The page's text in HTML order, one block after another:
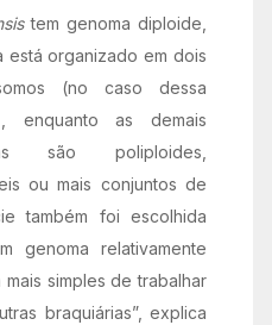
tem genoma diploide,
está organizado em dois
(no caso dessa
enquanto as demais
são poliploides,
ou mais conjuntos de
também foi escolhida
genoma relativamente
simples de trabalhar
braquiárias”, explica